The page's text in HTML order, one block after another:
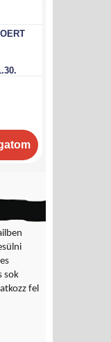
sok
fel